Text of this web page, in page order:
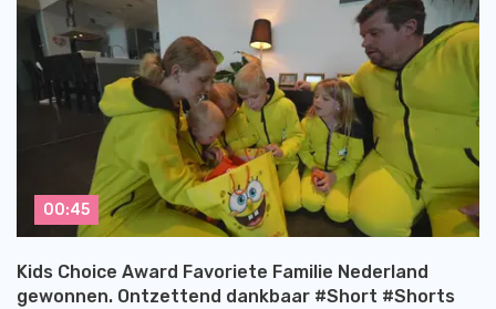
Kids Choice Award Favoriete Familie Nederland
gewonnen. Ontzettend dankbaar #Short #Shorts
00:45